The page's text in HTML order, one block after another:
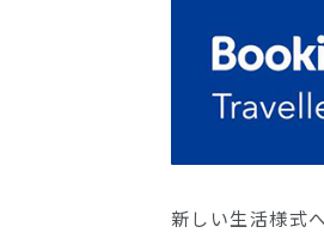
新しい生活様式